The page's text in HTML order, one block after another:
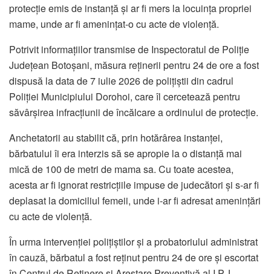
protecție emis de instanță și ar fi mers la locuința propriei
mame, unde ar fi amenințat-o cu acte de violență.
Potrivit informațiilor transmise de Inspectoratul de Poliție
Județean Botoșani, măsura reținerii pentru 24 de ore a fost
dispusă la data de 7 iulie 2026 de polițiștii din cadrul
Poliției Municipiului Dorohoi, care îl cercetează pentru
săvârșirea infracțiunii de încălcare a ordinului de protecție.
Anchetatorii au stabilit că, prin hotărârea instanței,
bărbatului îi era interzis să se apropie la o distanță mai
mică de 100 de metri de mama sa. Cu toate acestea,
acesta ar fi ignorat restricțiile impuse de judecători și s-ar fi
deplasat la domiciliul femeii, unde i-ar fi adresat amenințări
cu acte de violență.
În urma intervenției polițiștilor și a probatoriului administrat
în cauză, bărbatul a fost reținut pentru 24 de ore și escortat